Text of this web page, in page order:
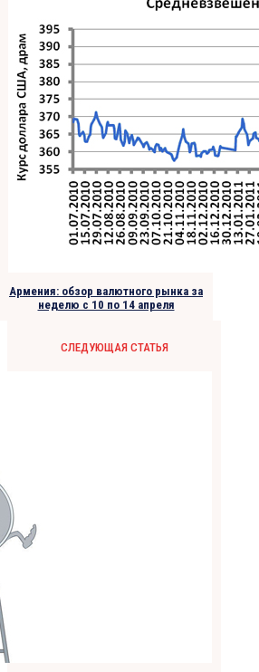
Армения: обзор валютного рынка за
неделю с 10 по 14 апреля
СЛЕДУЮЩАЯ СТАТЬЯ